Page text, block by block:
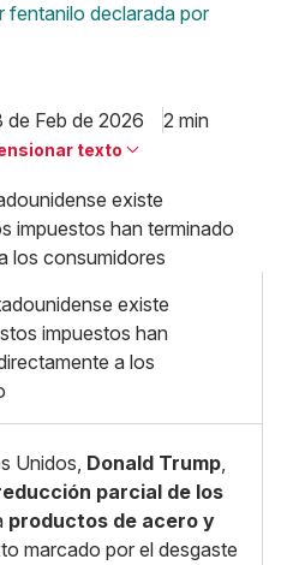
fentanilo declarada por
de Feb de 2026 2 min
texto
existe
impuestos han
a los
Unidos, Donald Trump,
parcial de los
productos de acero y
marcado por el desgaste